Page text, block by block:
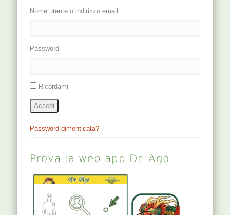
Nome utente o indirizzo email
Password
Ricordami
Accedi
Password dimenticata?
Prova la web app Dr. Ago